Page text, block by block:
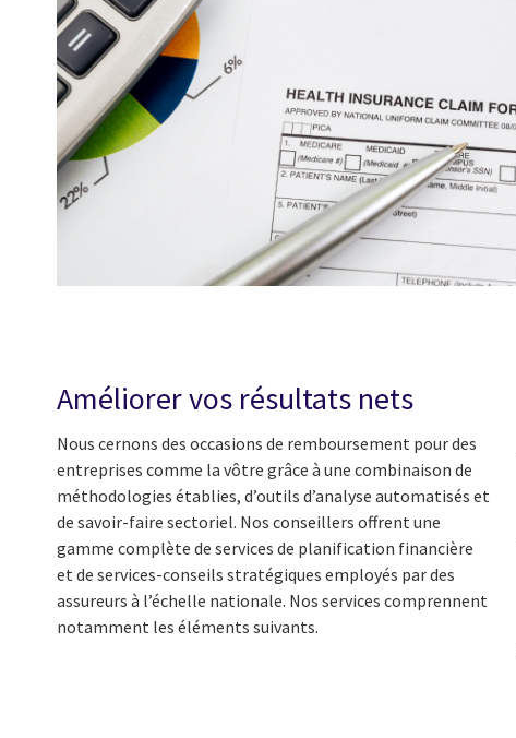
Améliorer vos résultats nets
Nous cernons des occasions de remboursement pour des
entreprises comme la vôtre grâce à une combinaison de
méthodologies établies, d’outils d’analyse automatisés et
de savoir-faire sectoriel. Nos conseillers offrent une
gamme complète de services de planification financière
et de services-conseils stratégiques employés par des
assureurs à l’échelle nationale. Nos services comprennent
notamment les éléments suivants.